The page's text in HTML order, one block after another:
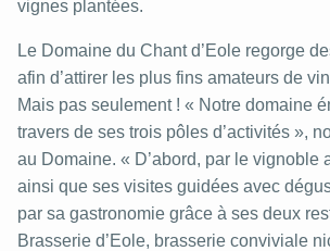
vignes plantées.
Le Domaine du Chant d’Eole regorge
afin d’attirer les plus fins amateurs de
Mais pas seulement ! « Notre domaine
travers de ses trois pôles d’activités »,
au Domaine. « D’abord, par le vignoble
ainsi que ses visites guidées avec
par sa gastronomie grâce à ses deux
Brasserie d’Eole, brasserie conviviale